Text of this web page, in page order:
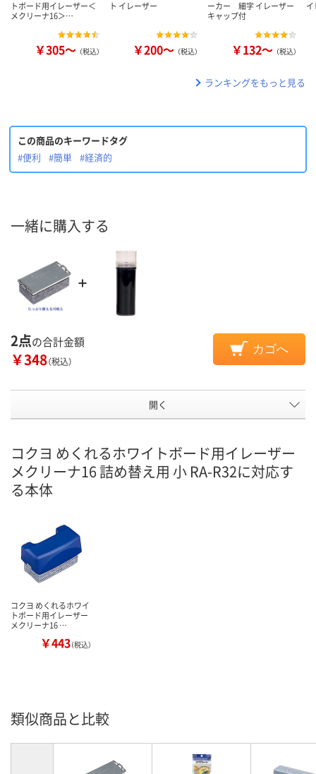
トボード用イレーザー＜
メクリーナ16＞…
￥305～ （税込）
ト イレーザー
￥200～ （税込）
ーカー 細字 イレーザー
キャップ付
￥132～ （税込）
ランキングをもっと見る
この商品のキーワードタグ
#便利
#簡単 #経済的
一緒に購入する
2点の合計金額
￥348（税込）
カゴへ
開く
コクヨ めくれるホワイトボード用イレーザー
メクリーナ16 詰め替え用 小 RA-R32に対応す
る本体
コクヨ めくれるホワイ
トボード用イレーザー
メクリーナ16 …
￥443（税込）
類似商品と比較